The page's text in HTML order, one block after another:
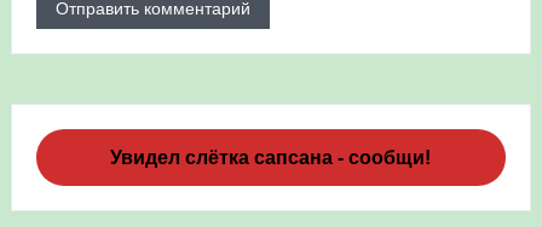
Увидел слётка сапсана - сообщи!